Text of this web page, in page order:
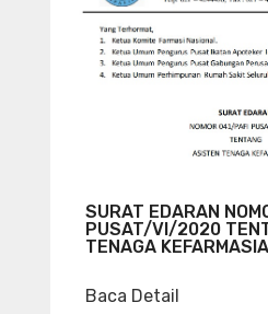
SURAT EDARAN
PUSAT/VI/2020
TENAGA
Baca Detail